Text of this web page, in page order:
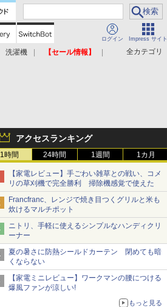
ログイン Impress サイト
全カテゴリ
洗濯機
【セール情報】
アクセスランキング
1時間 24時間 1週間 1カ月
【家電レビュー】手ごわい雑草との戦い、コメ
リの草刈機で完全勝利 掃除機感覚で使えた
Francfranc、レンジで焼き目つくグリルと米も
炊けるマルチポット
ニトリ、手軽に使えるシンプルなハンディクリ
ーナー
夏の暑さに防熱シールドカーテン 閉めても暗
くならない
【家電ミニレビュー】ワークマンの腰につける
爆風ファンが涼しい!
もっと見る